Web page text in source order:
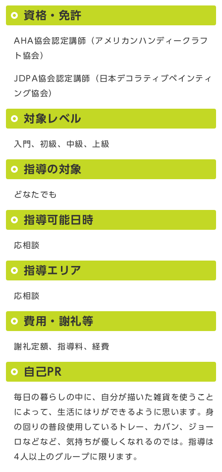
資格・免許
AHA協会認定講師（アメリカンハンディークラフ
ト協会）
JDPA協会認定講師（日本デコラティブペインティ
ング協会）
対象レベル
入門、初級、中級、上級
指導の対象
どなたでも
指導可能日時
応相談
指導エリア
応相談
費用・謝礼等
謝礼定額、指導料、経費
自己PR
毎日の暮らしの中に、自分が描いた雑貨を使うこと
によって、生活にはりができるように思います。身
の回りの普段使用しているトレー、カバン、ジョー
ロなどなど、気持ちが優しくなれるのでは。指導は
4人以上のグループに限ります。